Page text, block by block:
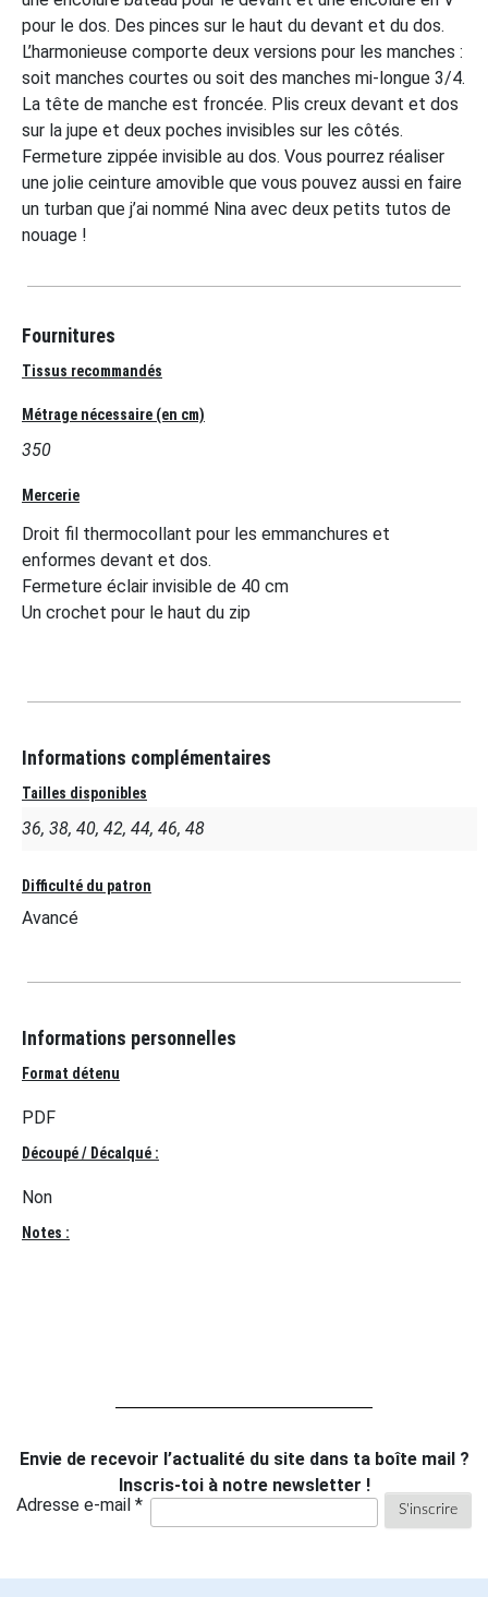
pour le dos. Des pinces sur le haut du devant et du dos.
L’harmonieuse comporte deux versions pour les manches :
soit manches courtes ou soit des manches mi-longue 3/4.
La tête de manche est froncée. Plis creux devant et dos
sur la jupe et deux poches invisibles sur les côtés.
Fermeture zippée invisible au dos. Vous pourrez réaliser
une jolie ceinture amovible que vous pouvez aussi en faire
un turban que j’ai nommé Nina avec deux petits tutos de
nouage !
Fournitures
Tissus recommandés
Métrage nécessaire (en cm)
350
Mercerie
Droit fil thermocollant pour les emmanchures et
enformes devant et dos.
Fermeture éclair invisible de 40 cm
Un crochet pour le haut du zip
Informations complémentaires
Tailles disponibles
36, 38, 40, 42, 44, 46, 48
Difficulté du patron
Avancé
Informations personnelles
Format détenu
PDF
Découpé / Décalqué :
Non
Notes :
Envie de recevoir l’actualité du site dans ta boîte mail ?
Inscris-toi à notre newsletter !
Adresse e-mail *